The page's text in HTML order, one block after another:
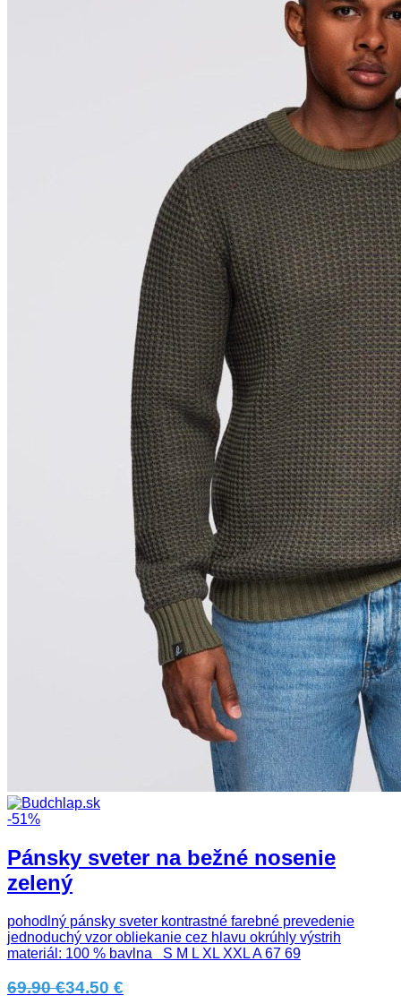
-51%
Pánsky sveter na bežné nosenie
zelený
pohodlný pánsky sveter kontrastné farebné prevedenie
jednoduchý vzor obliekanie cez hlavu okrúhly výstrih
materiál: 100 % bavlna S M L XL XXL A 67 69
69.90 €34.50 €